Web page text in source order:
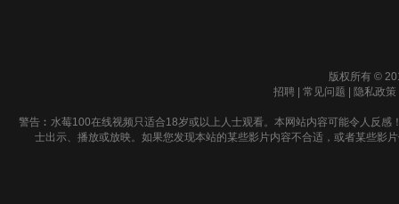
版权所有 ©
招聘
常见问题 隐私政策
警告︰水莓100在线视频只适合18岁或以上人士观看。本网站内容可能令人反
士出示、播放或放映。如果您发现本站的某些影片内容不合适，或者某些